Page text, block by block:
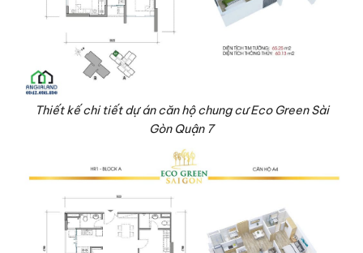
Thiết kế chi tiết dự án căn hộ chung cư Eco Green Sài
Gòn Quận 7